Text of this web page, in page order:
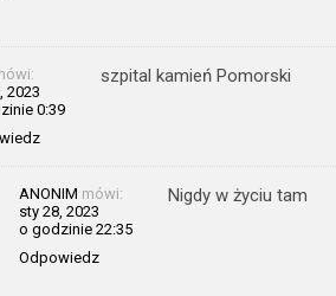
2023
0:39
szpital kamień Pomorski
ANONIM mówi:
sty 28, 2023
o godzinie 22:35
Odpowiedz
Nigdy w życiu tam